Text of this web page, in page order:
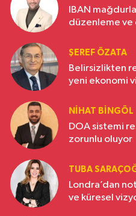
IBAN
düzenleme ve
ŞEREF ÖZATA
Belirsizlikten
yeni ekonomi
NIHAT BINGÖL
DOA sistemi
zorunlu oluyor
TUBA
Londra’dan
ve küresel